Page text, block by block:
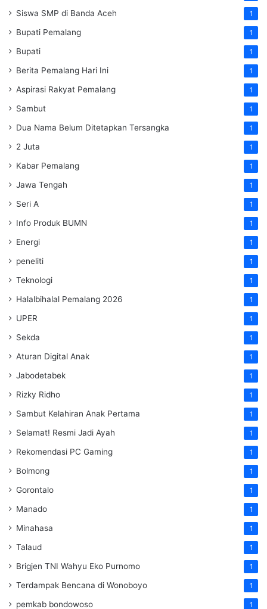
Siswa SMP di Banda Aceh 1
Bupati Pemalang 1
Bupati 1
Berita Pemalang Hari Ini 1
Aspirasi Rakyat Pemalang 1
Sambut 1
Dua Nama Belum Ditetapkan Tersangka 1
2 Juta 1
Kabar Pemalang 1
Jawa Tengah 1
Seri A 1
Info Produk BUMN 1
Energi 1
peneliti 1
Teknologi 1
Halalbihalal Pemalang 2026 1
UPER 1
Sekda 1
Aturan Digital Anak 1
Jabodetabek 1
Rizky Ridho 1
Sambut Kelahiran Anak Pertama 1
Selamat! Resmi Jadi Ayah 1
Rekomendasi PC Gaming 1
Bolmong 1
Gorontalo 1
Manado 1
Minahasa 1
Talaud 1
Brigjen TNI Wahyu Eko Purnomo 1
Terdampak Bencana di Wonoboyo 1
pemkab bondowoso 1